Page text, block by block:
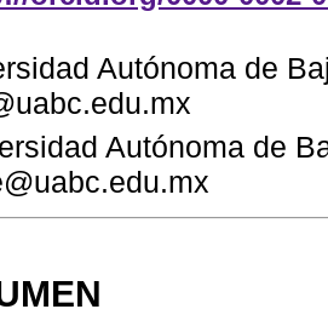
Autónoma de
Autónoma de